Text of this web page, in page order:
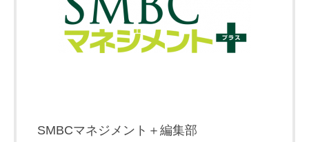
SMBCマネジメント＋編集部